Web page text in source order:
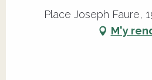
Place Joseph Faure,
M'y